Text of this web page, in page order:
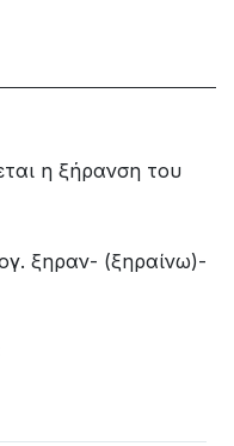
η ξήρανση του
ξηραν- (ξηραίνω)-